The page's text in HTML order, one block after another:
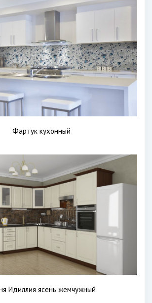
Фартук кухонный
Идиллия ясень жемчужный